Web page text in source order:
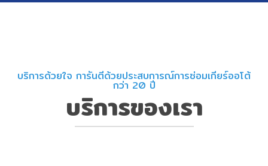
บริการด้วยใจ การันตีด้วยประสบการณ์การซ่อมเกียร์ออโต้
กว่า 20 ปี
บริการของเรา